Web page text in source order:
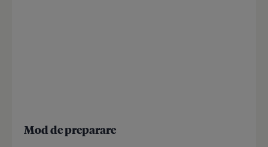
Mod de preparare